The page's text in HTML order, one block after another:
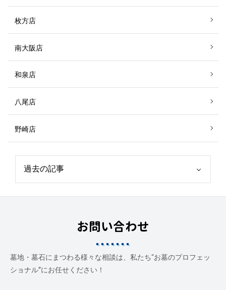
枚方店
南大阪店
和泉店
八尾店
野崎店
お問い合わせ
墓地・墓石にまつわる様々な相談は、私たち“お墓のプロフェッ
ショナル”にお任せください！